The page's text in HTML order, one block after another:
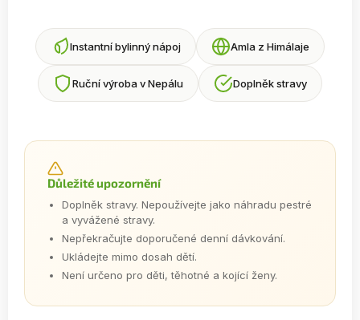
Instantní bylinný nápoj Amla z Himálaje
Ruční výroba v Nepálu Doplněk stravy
Důležité upozornění
Doplněk stravy. Nepoužívejte jako náhradu pestré
a vyvážené stravy.
Nepřekračujte doporučené denní dávkování.
Ukládejte mimo dosah dětí.
Není určeno pro děti, těhotné a kojící ženy.